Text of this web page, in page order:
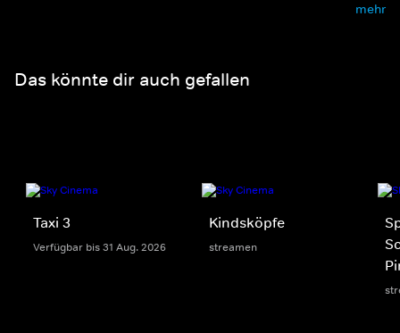
mehr
Das könnte dir auch gefallen
Taxi 3
Verfügbar bis 31 Aug. 2026
Kindsköpfe
streamen